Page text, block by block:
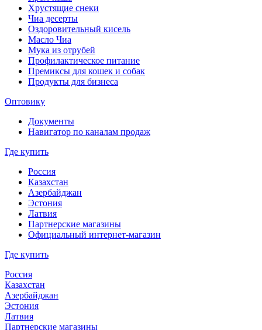
Хрустящие снеки
Чиа десерты
Оздоровительный кисель
Масло Чиа
Мука из отрубей
Профилактическое питание
Премиксы для кошек и собак
Продукты для бизнеса
Оптовику
Документы
Навигатор по каналам продаж
Где купить
Россия
Казахстан
Азербайджан
Эстония
Латвия
Партнерские магазины
Официальный интернет-магазин
Где купить
Россия
Казахстан
Азербайджан
Эстония
Латвия
Партнерские магазины